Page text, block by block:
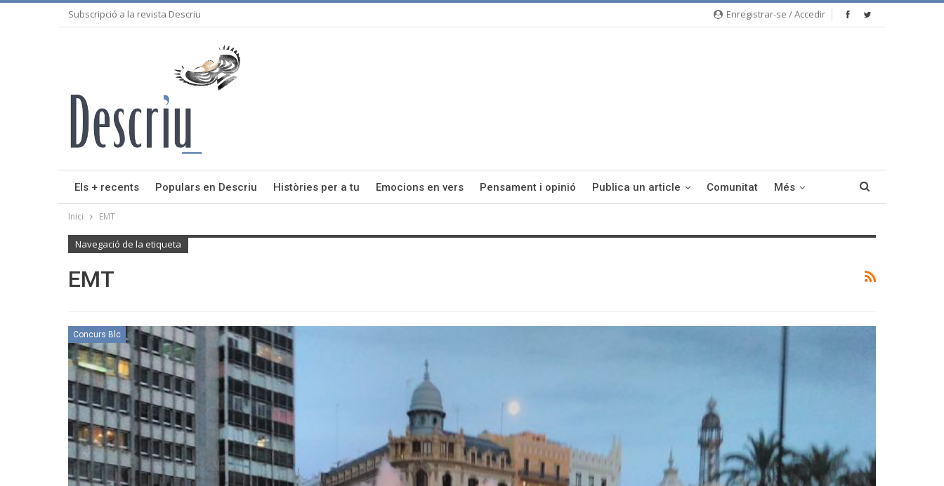
Enregistrar-se / Accedir
Subscripció a la revista Descriu
Els + recents Populars en Descriu Històries per a tu Emocions en vers Pensament i opinió Publica un article Comunitat Més
Inici EMT
Navegació de la etiqueta
EMT
Concurs Blc